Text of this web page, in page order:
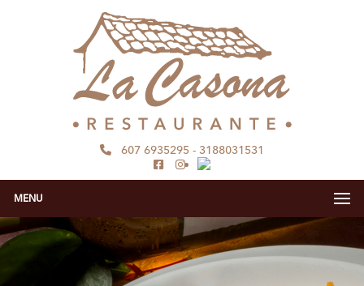
607 6935295 - 3188031531
MENU